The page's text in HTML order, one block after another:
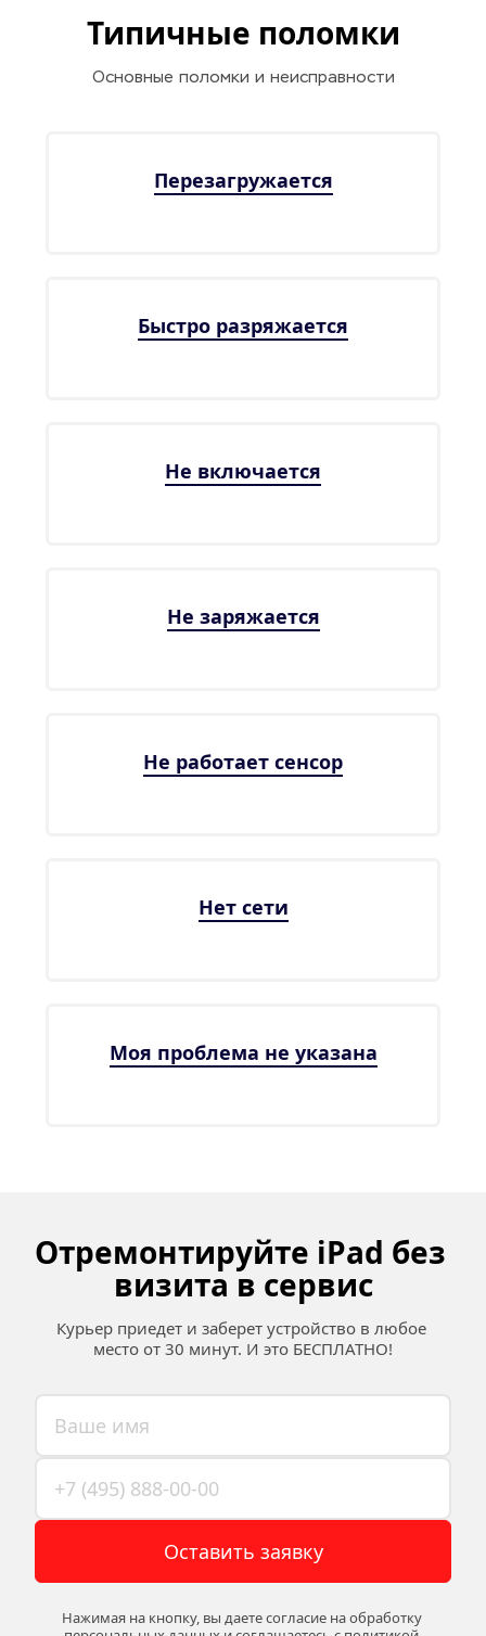
Типичные поломки
Основные поломки и неисправности
Перезагружается
Быстро разряжается
Не включается
Не заряжается
Не работает сенсор
Нет сети
Моя проблема не указана
Отремонтируйте iPad без
визита в сервис
Курьер приедет и заберет устройство в любое
место от 30 минут. И это БЕСПЛАТНО!
Оставить заявку
Нажимая на кнопку, вы даете согласие на обработку